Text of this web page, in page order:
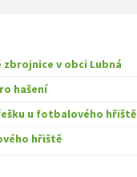
zbrojnice v obci Lubná
hašení
u fotbalového hřiště
hřiště